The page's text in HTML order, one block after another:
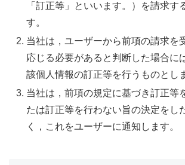
「訂正等」といいます。）を請求す
す。
当社は，ユーザーから前項の請求を
応じる必要があると判断した場合に
該個人情報の訂正等を行うものとし
当社は，前項の規定に基づき訂正等
たは訂正等を行わない旨の決定をし
く，これをユーザーに通知します。